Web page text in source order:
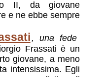
II, da giovane
e ne ebbe sempre
, una fede
Frassati è un
giovane, a meno
intensissima. Egli